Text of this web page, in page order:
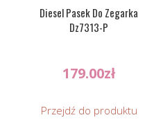
Diesel Pasek Do Zegarka
Dz7313-P
179.00zł
Przejdź do produktu